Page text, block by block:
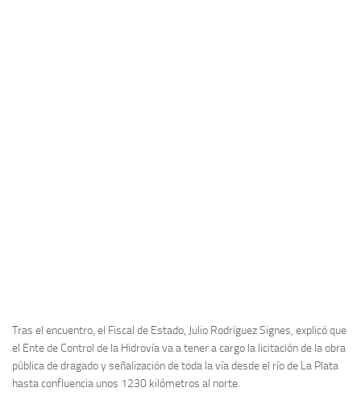
Tras el encuentro, el Fiscal de Estado, Julio Rodríguez Signes, explicó que
el Ente de Control de la Hidrovía va a tener a cargo la licitación de la obra
pública de dragado y señalización de toda la vía desde el río de La Plata
hasta confluencia unos 1230 kilómetros al norte.